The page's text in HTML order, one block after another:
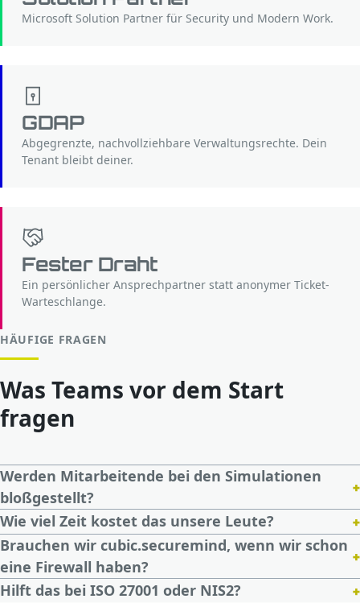
Microsoft Solution Partner für Security und Modern Work.
GDAP
Abgegrenzte, nachvollziehbare Verwaltungsrechte. Dein
Tenant bleibt deiner.
Fester Draht
Ein persönlicher Ansprechpartner statt anonymer Ticket-
Warteschlange.
HÄUFIGE FRAGEN
Was Teams vor dem Start
fragen
Werden Mitarbeitende bei den Simulationen
bloßgestellt?
+
Wie viel Zeit kostet das unsere Leute? +
Brauchen wir cubic.securemind, wenn wir schon
eine Firewall haben?
+
Hilft das bei ISO 27001 oder NIS2? +